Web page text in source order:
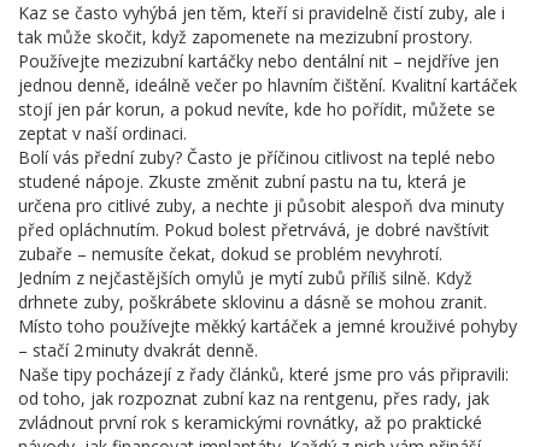
Kaz se často vyhýbá jen těm, kteří si pravidelně čistí zuby, ale i
tak může skočit, když zapomenete na mezizubní prostory.
Používejte mezizubní kartáčky nebo dentální nit – nejdříve jen
jednou denně, ideálně večer po hlavním čištění. Kvalitní kartáček
stojí jen pár korun, a pokud nevíte, kde ho pořídit, můžete se
zeptat v naší ordinaci.
Bolí vás přední zuby? Často je příčinou citlivost na teplé nebo
studené nápoje. Zkuste změnit zubní pastu na tu, která je
určena pro citlivé zuby, a nechte ji působit alespoň dva minuty
před opláchnutím. Pokud bolest přetrvává, je dobré navštívit
zubaře – nemusíte čekat, dokud se problém nevyhrotí.
Jedním z nejčastějších omylů je mytí zubů příliš silně. Když
drhnete zuby, poškrábete sklovinu a dásně se mohou zranit.
Místo toho používejte měkký kartáček a jemné krouživé pohyby
– stačí 2 minuty dvakrát denně.
Naše tipy pocházejí z řady článků, které jsme pro vás připravili:
od toho, jak rozpoznat zubní kaz na rentgenu, přes rady, jak
zvládnout první rok s keramickými rovnátky, až po praktické